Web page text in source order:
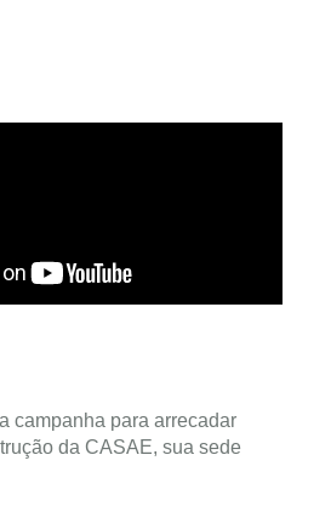
campanha para arrecadar
da CASAE, sua sede